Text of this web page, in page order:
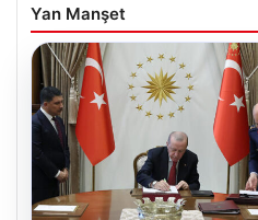
Yan Manşet